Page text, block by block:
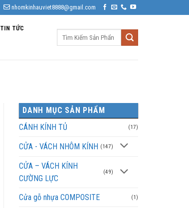
nhomkinhauviet8888@gmail.com
TIN TỨC
DANH MỤC SẢN PHẨM
CÁNH KÍNH TỦ
(17)
CỬA - VÁCH NHÔM KÍNH (147)
CỬA – VÁCH KÍNH
CƯỜNG LỰC
(49)
Cửa gỗ nhựa COMPOSITE (1)